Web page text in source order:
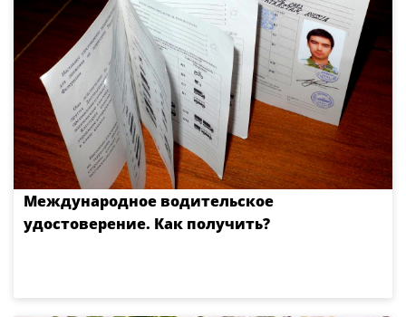
Международное водительское
удостоверение. Как получить?